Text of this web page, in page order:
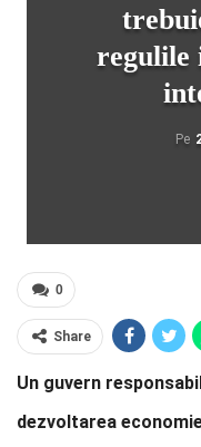
regulile
Pe
0
Share
Un guvern
dezvoltarea